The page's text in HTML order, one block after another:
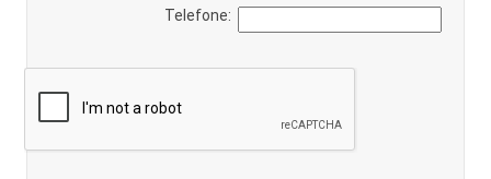
Telefone: